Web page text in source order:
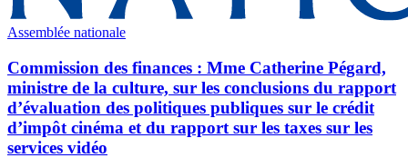
Assemblée nationale
Commission des finances : Mme Catherine Pégard,
ministre de la culture, sur les conclusions du rapport
d’évaluation des politiques publiques sur le crédit
d’impôt cinéma et du rapport sur les taxes sur les
services vidéo